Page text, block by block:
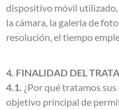
dispositivo móvil utilizado,
la cámara, la galería de
resolución, el tiempo
4. FINALIDAD DEL
4.1. ¿Por qué tratamos
objetivo principal de